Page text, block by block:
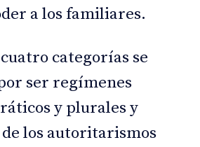
a los familiares.
categorías se
ser regímenes
y plurales y
los autoritarismos